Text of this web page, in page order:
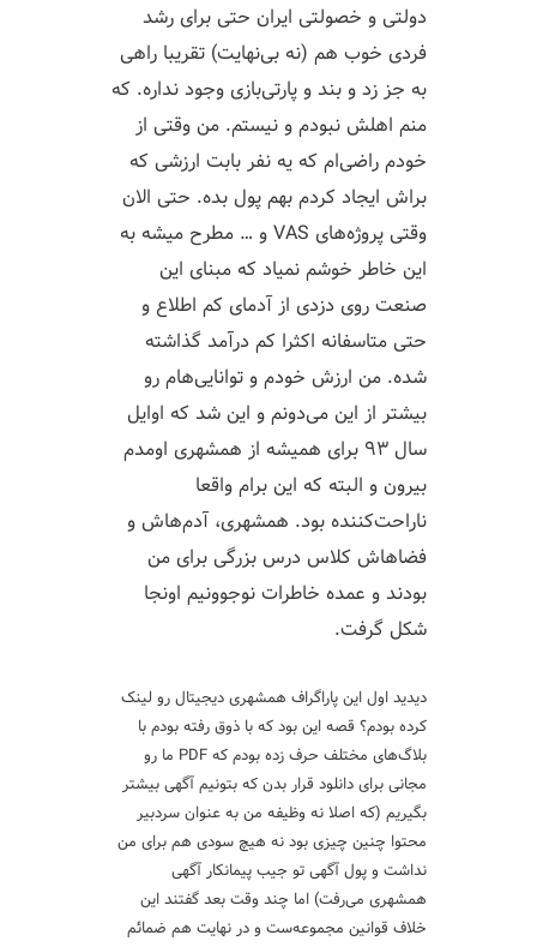
دولتی و خصولتی ایران حتی برای رشد
فردی خوب هم (نه بی‌نهایت) تقریبا راهی
به جز زد و بند و پارتی‌بازی وجود نداره. که
منم اهلش نبودم و نیستم. من وقتی از
خودم راضی‌ام که یه نفر بابت ارزشی که
براش ایجاد کردم بهم پول بده. حتی الان
وقتی پروژه‌های VAS و … مطرح میشه به
این خاطر خوشم نمیاد که مبنای این
صنعت روی دزدی از آدمای کم اطلاع و
حتی متاسفانه اکثرا کم درآمد گذاشته
شده. من ارزش خودم و توانایی‌هام رو
بیشتر از این می‌دونم و این شد که اوایل
سال ۹۳ برای همیشه از همشهری اومدم
بیرون و البته که این برام واقعا
ناراحت‌کننده بود. همشهری، آدم‌هاش و
فضاهاش کلاس درس بزرگی برای من
بودند و عمده خاطرات نوجوونیم اونجا
شکل گرفت.
دیدید اول این پاراگراف همشهری دیجیتال رو لینک
کرده بودم؟ قصه این بود که با ذوق رفته بودم با
بلاگ‌های مختلف حرف زده بودم که PDF ما رو
مجانی برای دانلود قرار بدن که بتونیم آگهی بیشتر
بگیریم (که اصلا نه وظیفه من به عنوان سردبیر
محتوا چنین چیزی بود نه هیچ سودی هم برای من
نداشت و پول آگهی تو جیب پیمانکار آگهی
همشهری می‌رفت) اما چند وقت بعد گفتند این
خلاف قوانین مجموعه‌ست و در نهایت هم ضمائم